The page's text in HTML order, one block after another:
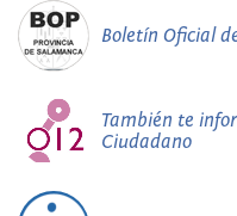
Boletín Oficial
También te
Ciudadano